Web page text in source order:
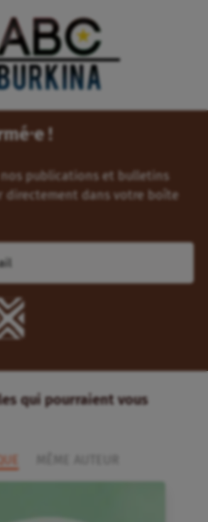
!
nos publications et bulletins
directement dans votre boîte
qui pourraient vous